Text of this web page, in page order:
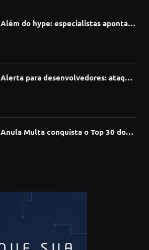
Além do hype: especialistas apontam
Alerta para desenvolvedores: ataque
Anula Multa conquista o Top 30 do